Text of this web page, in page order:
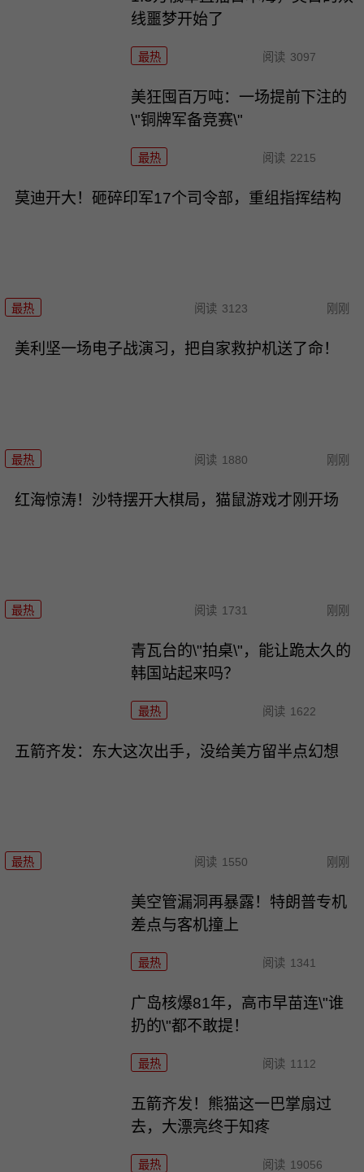
线噩梦开始了
最热 阅读 3097
美狂囤百万吨：一场提前下注的
\"铜牌军备竞赛\"
最热 阅读 2215
莫迪开大！砸碎印军17个司令部，重组指挥结构
最热 阅读 3123 刚刚
美利坚一场电子战演习，把自家救护机送了命！
最热 阅读 1880 刚刚
红海惊涛！沙特摆开大棋局，猫鼠游戏才刚开场
最热 阅读 1731 刚刚
青瓦台的\"拍桌\"，能让跪太久的
韩国站起来吗？
最热 阅读 1622
五箭齐发：东大这次出手，没给美方留半点幻想
最热 阅读 1550 刚刚
美空管漏洞再暴露！特朗普专机
差点与客机撞上
最热 阅读 1341
广岛核爆81年，高市早苗连\"谁
扔的\"都不敢提！
最热 阅读 1112
五箭齐发！熊猫这一巴掌扇过
去，大漂亮终于知疼
最热 阅读 19056